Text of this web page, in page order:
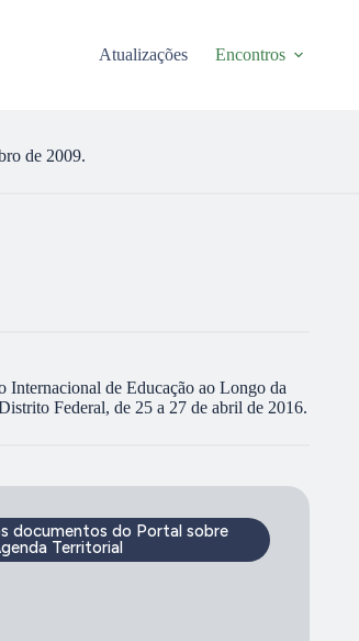
Atualizações Encontros
de 2009.
de Educação ao Longo da
Federal, de 25 a 27 de abril de 2016.
documentos do Portal sobre
Territorial